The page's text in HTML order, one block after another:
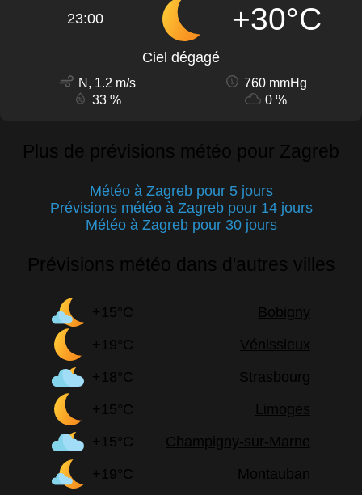
23:00 +30°C
Ciel dégagé
N, 1.2 m/s
760 mmHg
33 %
0 %
Plus de prévisions météo pour Zagreb
Météo à Zagreb pour 5 jours
Prévisions météo à Zagreb pour 14 jours
Météo à Zagreb pour 30 jours
Prévisions météo dans d'autres villes
+15°C
Bobigny
+19°C
Vénissieux
+18°C
Strasbourg
+15°C
Limoges
+15°C
Champigny-sur-Marne
+19°C
Montauban